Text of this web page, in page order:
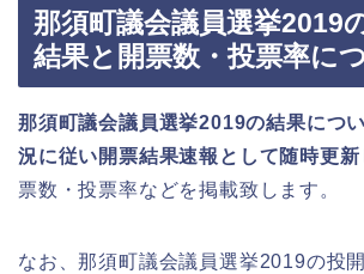
那須町議会議員選挙2019
結果と開票数・投票率に
那須町議会議員選挙2019の結果につ
況に従い開票結果速報として随時更新
票数・投票率などを掲載致します。
なお、那須町議会議員選挙2019の投